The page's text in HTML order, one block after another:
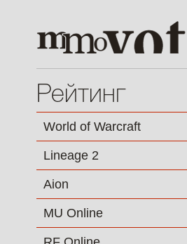
Рейтинг
World of Warcraft
Lineage 2
Aion
MU Online